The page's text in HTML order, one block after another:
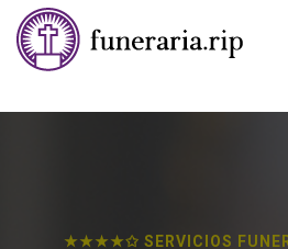
★★★★✩ SERVICIOS